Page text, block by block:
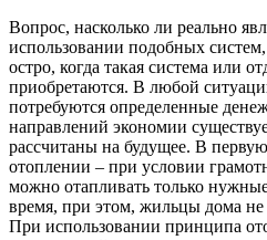
Вопрос, насколько ли реально
использовании подобных
остро, когда такая система или
приобретаются. В любой
потребуются определенные
направлений экономии
рассчитаны на будущее. В
отоплении – при условии
можно отапливать только
время, при этом, жильцы дома
При использовании принципа